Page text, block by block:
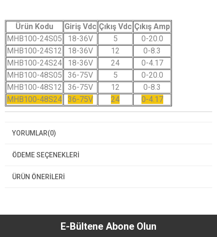
Ürün Kodu Giriş Vdc Çıkış Vdc Çıkış Amp
MHB100-24S05
18-36V 5
0-20.0
MHB100-24S12
18-36V 12
0-8.3
MHB100-24S24
18-36V 24
0-4.17
MHB100-48S05
36-75V 5
0-20.0
MHB100-48S12
36-75V 12
0-8.3
MHB100-48S24
36-75V 24 0-4.17
YORUMLAR(0)
ÖDEME SEÇENEKLERI
ÜRÜN ÖNERILERI
E-Bültene Abone Olun